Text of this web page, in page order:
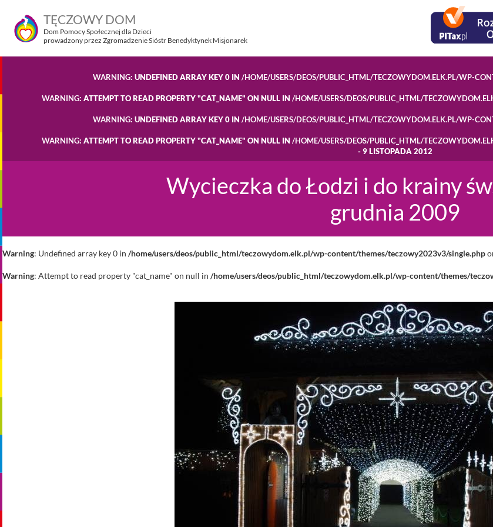
TĘCZOWY DOM
Dom Pomocy Społecznej dla Dzieci
prowadzony przez Zgromadzenie Sióstr Benedyktynek Misjonarek
WARNING: UNDEFINED ARRAY KEY 0 IN /HOME/USERS/DEOS/PUBLIC_HTML/TECZOWYDOM.ELK.PL/WP-
WARNING: ATTEMPT TO READ PROPERTY "CAT_NAME" ON NULL IN /HOME/USERS/DEOS/PUBLIC_HTML/
WARNING: UNDEFINED ARRAY KEY 0 IN /HOME/USERS/DEOS/PUBLIC_HTML/TECZOWYDOM.ELK.PL/WP-
WARNING: ATTEMPT TO READ PROPERTY "CAT_NAME" ON NULL IN /HOME/USERS/DEOS/PUBLIC_HTML/
- 9 LISTOPADA 2012
Wycieczka do Łodzi i do krainy
grudnia 2009
Warning: Undefined array key 0 in /home/users/deos/public_html/teczowydom.elk.pl/wp-content/themes/teczowy2023v3/single.php
Warning: Attempt to read property "cat_name" on null in /home/users/deos/public_html/teczowydom.elk.pl/wp-content/themes/